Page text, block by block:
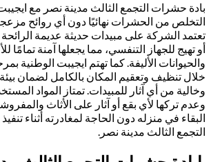
بادة حشرات التجمع الثالث مدينة نصر مع
التخلص من الحشرات نهائيًا دون أي روائح
تعتمد الشركة على مبيدات حديثة عديمة
أو تهيج للجهاز التنفسي، مما يجعلها آمنة تمامًا
والحيوانات الأليفة. كما تهتم ايجيبت الوطنية
خلال تنظيف وتعقيم المكان بالكامل لضمان
وخالية من أي آثار للمبيدات. تمتاز المواد
وعدم تركها لأي بقع أو آثار على الأثاث
البقاء في منزله دون الحاجة لمغادرته أثناء
التجمع الثالث مدينة نصر.